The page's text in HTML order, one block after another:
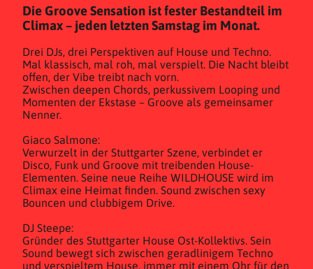
Die Groove Sensation ist fester Bestandteil im
Climax – jeden letzten Samstag im Monat.
Drei DJs, drei Perspektiven auf House und Techno.
Mal klassisch, mal roh, mal verspielt. Die Nacht bleibt
offen, der Vibe treibt nach vorn.
Zwischen deepen Chords, perkussivem Looping und
Momenten der Ekstase – Groove als gemeinsamer
Nenner.
Giaco Salmone:
Verwurzelt in der Stuttgarter Szene, verbindet er
Disco, Funk und Groove mit treibenden House-
Elementen. Seine neue Reihe WILDHOUSE wird im
Climax eine Heimat finden. Sound zwischen sexy
Bouncen und clubbigem Drive.
DJ Steepe:
Gründer des Stuttgarter House Ost-Kollektivs. Sein
Sound bewegt sich zwischen geradlinigem Techno
und verspieltem House, immer mit einem Ohr für den